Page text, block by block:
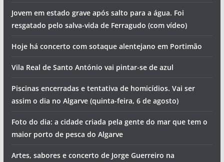
Jovem em estado grave após salto para a água. Foi
resgatado pelo salva-vida de Ferragudo (com vídeo)
Hoje há concerto com sotaque alentejano em Portimão
Vila Real de Santo António vai pintar-se de azul
Piscinas encerradas e tentativa de homicídios. Vai ser
assim o dia no Algarve (quinta-feira, 6 de agosto)
Foto do dia: a cidade criada pela gente do mar que tem o
maior porto de pesca do Algarve
Artes, sabores e concerto de Jorge Guerreiro na